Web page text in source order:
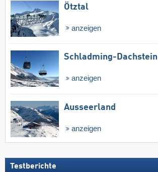
Ötztal
anzeigen
Schladming-Dachstein
anzeigen
Ausseerland
anzeigen
Testberichte